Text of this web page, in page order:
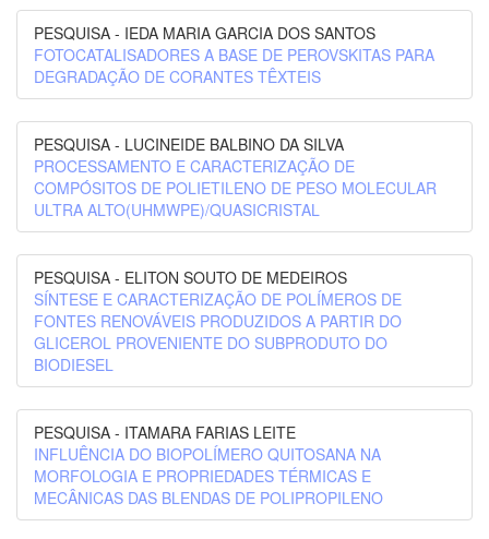
PESQUISA - IEDA MARIA GARCIA DOS SANTOS
FOTOCATALISADORES A BASE DE PEROVSKITAS PARA
DEGRADAÇÃO DE CORANTES TÊXTEIS
PESQUISA - LUCINEIDE BALBINO DA SILVA
PROCESSAMENTO E CARACTERIZAÇÃO DE
COMPÓSITOS DE POLIETILENO DE PESO MOLECULAR
ULTRA ALTO(UHMWPE)/QUASICRISTAL
PESQUISA - ELITON SOUTO DE MEDEIROS
SÍNTESE E CARACTERIZAÇÃO DE POLÍMEROS DE
FONTES RENOVÁVEIS PRODUZIDOS A PARTIR DO
GLICEROL PROVENIENTE DO SUBPRODUTO DO
BIODIESEL
PESQUISA - ITAMARA FARIAS LEITE
INFLUÊNCIA DO BIOPOLÍMERO QUITOSANA NA
MORFOLOGIA E PROPRIEDADES TÉRMICAS E
MECÂNICAS DAS BLENDAS DE POLIPROPILENO